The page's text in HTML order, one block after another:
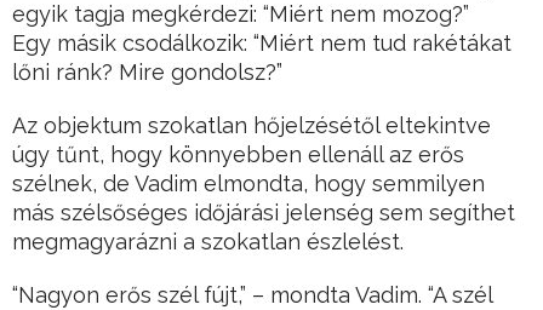
egyik tagja megkérdezi: “Miért nem mozog?”
Egy másik csodálkozik: “Miért nem tud rakétákat
lőni ránk? Mire gondolsz?”
Az objektum szokatlan hőjelzésétől eltekintve
úgy tűnt, hogy könnyebben ellenáll az erős
szélnek, de Vadim elmondta, hogy semmilyen
más szélsőséges időjárási jelenség sem segíthet
megmagyarázni a szokatlan észlelést.
“Nagyon erős szél fújt,” – mondta Vadim. “A szél